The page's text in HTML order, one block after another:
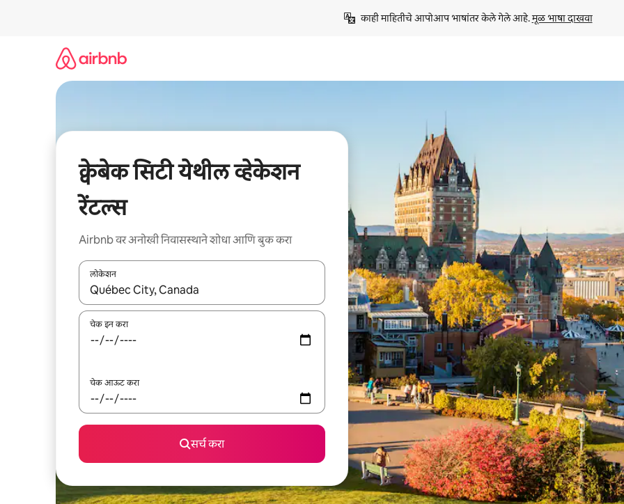
काही माहितीचे आपोआप भाषांतर केले गेले आहे. मूळ भाषा दाखवा
क्वेबेक सिटी येथील व्हेकेशन
रेंटल्स
Airbnb वर अनोखी निवासस्थाने शोधा आणि बुक करा
लोकेशन
जेव्हा परिणाम उपलब्ध असतील, तेव्हा वरच्या आणि खाली बाणांच्या किजसह नेव्हिगेट करा किंवा स्पर्शाने स्वाइप जेश्चर्स वापरून एक्सप्लोर करा.
चेक इन करा
चेक आऊट करा
सर्च करा